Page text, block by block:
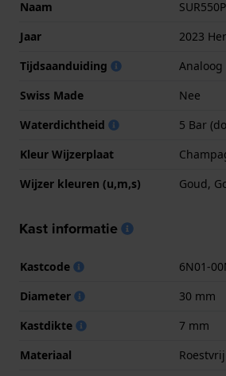
Naam
Jaar
2023
Tijdsaanduiding
Analoog
Swiss Made
Nee
Waterdichtheid
5 Bar
Kleur Wijzerplaat
Wijzer kleuren (u,m,s)
Goud,
Kast informatie
Kastcode
6N01-
Diameter
30 mm
Kastdikte
7 mm
Materiaal